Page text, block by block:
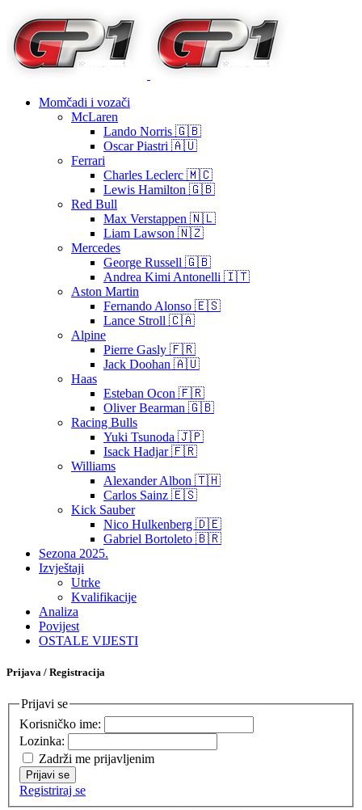
Momčadi i vozači
McLaren
Lando Norris 🇬🇧
Oscar Piastri 🇦🇺
Ferrari
Charles Leclerc 🇲🇨
Lewis Hamilton 🇬🇧
Red Bull
Max Verstappen 🇳🇱
Liam Lawson 🇳🇿
Mercedes
George Russell 🇬🇧
Andrea Kimi Antonelli 🇮🇹
Aston Martin
Fernando Alonso 🇪🇸
Lance Stroll 🇨🇦
Alpine
Pierre Gasly 🇫🇷
Jack Doohan 🇦🇺
Haas
Esteban Ocon 🇫🇷
Oliver Bearman 🇬🇧
Racing Bulls
Yuki Tsunoda 🇯🇵
Isack Hadjar 🇫🇷
Williams
Alexander Albon 🇹🇭
Carlos Sainz 🇪🇸
Kick Sauber
Nico Hulkenberg 🇩🇪
Gabriel Bortoleto 🇧🇷
Sezona 2025.
Izvještaji
Utrke
Kvalifikacije
Analiza
Povijest
OSTALE VIJESTI
Prijava / Registracija
Prijavi se
Korisničko ime:
Lozinka:
Zadrži me prijavljenim
Prijavi se
Registriraj se